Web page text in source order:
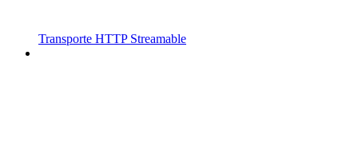
Transporte HTTP Streamable